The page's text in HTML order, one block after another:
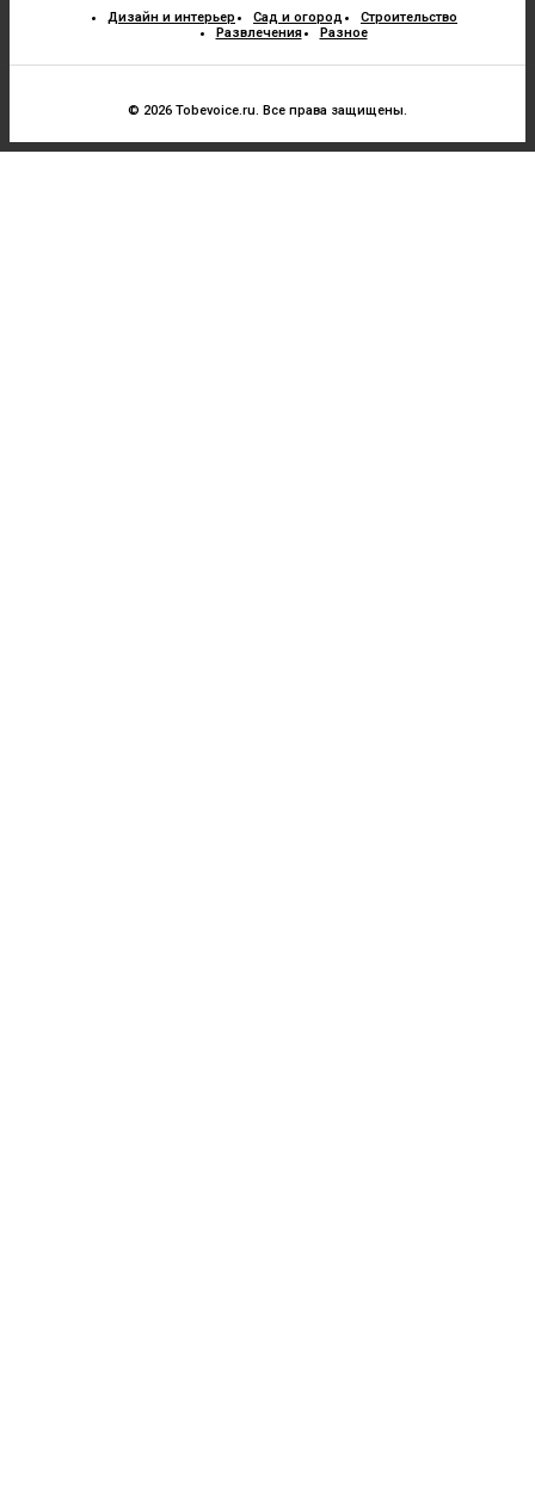
Дизайн и интерьер Сад и огород
Строительство
Развлечения
Разное
© 2026 Tobevoice.ru. Все права защищены.